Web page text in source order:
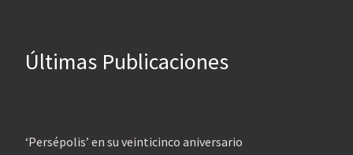
Últimas Publicaciones
‘Persépolis’ en su veinticinco aniversario